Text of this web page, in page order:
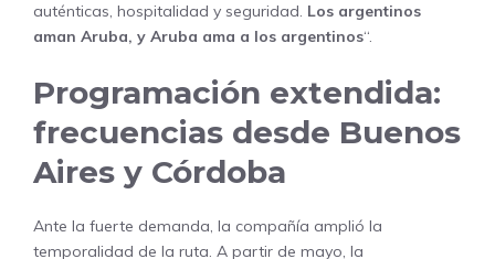
auténticas, hospitalidad y seguridad. Los argentinos
aman Aruba, y Aruba ama a los argentinos“.
Programación extendida:
frecuencias desde Buenos
Aires y Córdoba
Ante la fuerte demanda, la compañía amplió la
temporalidad de la ruta. A partir de mayo, la